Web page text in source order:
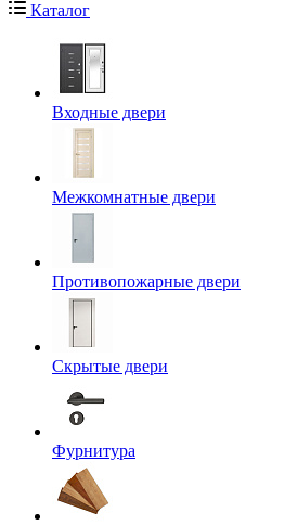
Каталог
Входные двери
Межкомнатные двери
Противопожарные двери
Скрытые двери
Фурнитура